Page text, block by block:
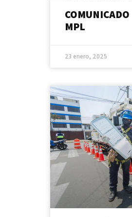
MPL
23 enero, 2025